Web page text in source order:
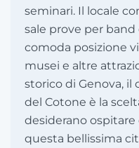
seminari. Il locale
sale prove per band
comoda posizione
musei e altre
storico di Genova, il
del Cotone è la
desiderano
questa bellissima